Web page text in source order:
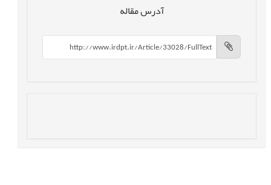
آدرس مقاله